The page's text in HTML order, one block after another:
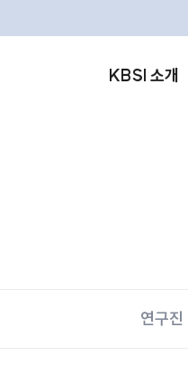
KBSI 소개
연구진